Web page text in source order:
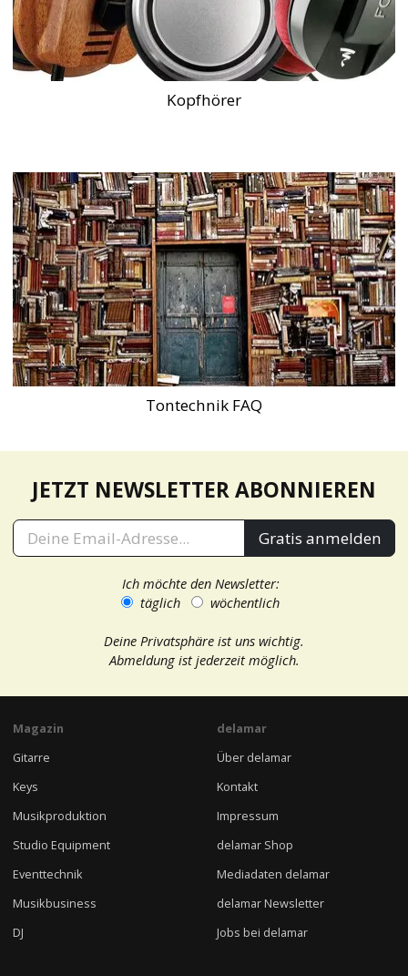
Kopfhörer
Tontechnik FAQ
JETZT NEWSLETTER ABONNIEREN
Gratis anmelden
Ich möchte den Newsletter:
täglich
wöchentlich
Deine Privatsphäre ist uns wichtig.
Abmeldung ist jederzeit möglich.
Magazin
Gitarre
Keys
Musikproduktion
Studio Equipment
Eventtechnik
Musikbusiness
DJ
delamar
Über delamar
Kontakt
Impressum
delamar Shop
Mediadaten delamar
delamar Newsletter
Jobs bei delamar